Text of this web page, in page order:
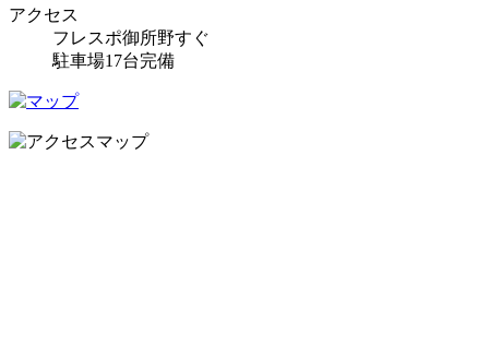
アクセス
フレスポ御所野すぐ
駐車場17台完備